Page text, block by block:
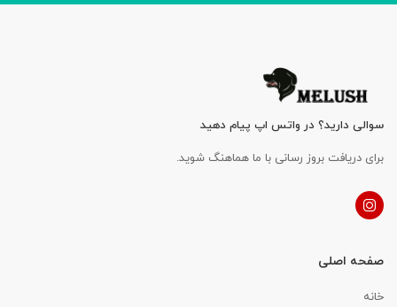
سوالی دارید؟ در واتس اپ پیام دهید
برای دریافت بروز رسانی با ما هماهنگ شوید.
صفحه اصلی
خانه